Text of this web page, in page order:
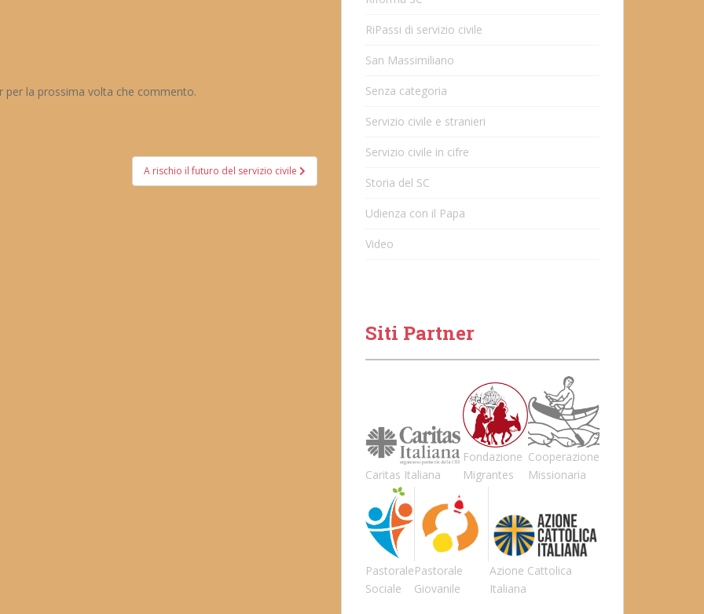
la prossima volta che commento.
A rischio il futuro del servizio civile
RiPassi di servizio civile
San Massimiliano
Senza categoria
Servizio civile e stranieri
Servizio civile in cifre
Storia del SC
Udienza con il Papa
Video
Siti Partner
Caritas Italiana
Fondazione
Migrantes
Cooperazione
Missionaria
Pastorale
Sociale
Pastorale
Giovanile
Azione Cattolica
Italiana